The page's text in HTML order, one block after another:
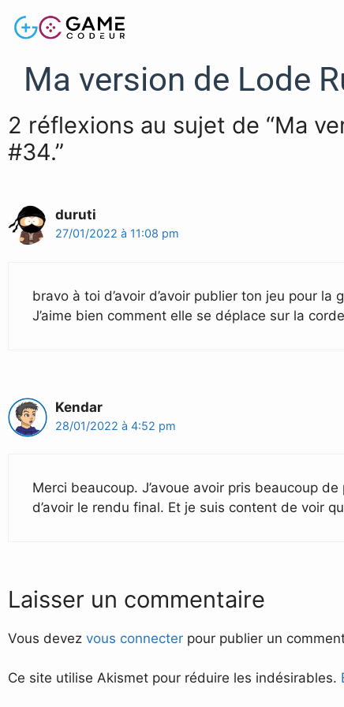
Ma version de Lode
2 réflexions au sujet de “Ma
#34.”
duruti
27/01/2022 à 11:08 pm
bravo à toi d’avoir d’avoir publier ton jeu pour la
J’aime bien comment elle se déplace sur la
Kendar
28/01/2022 à 4:52 pm
Merci beaucoup. J’avoue avoir pris beaucoup
d’avoir le rendu final. Et je suis content de voir
Laisser un commentaire
Vous devez vous connecter pour publier un
Ce site utilise Akismet pour réduire les indésirables.